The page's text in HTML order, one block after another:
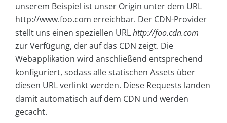
unserem Beispiel ist unser Origin unter dem URL
http://www.foo.com erreichbar. Der CDN-Provider
stellt uns einen speziellen URLhttp://foo.cdn.com
zur Verfügung, der auf das CDN zeigt. Die
Webapplikation wird anschließend entsprechend
konfiguriert, sodass alle statischen Assets über
diesen URL verlinkt werden. Diese Requests landen
damit automatisch auf dem CDN und werden
gecacht.